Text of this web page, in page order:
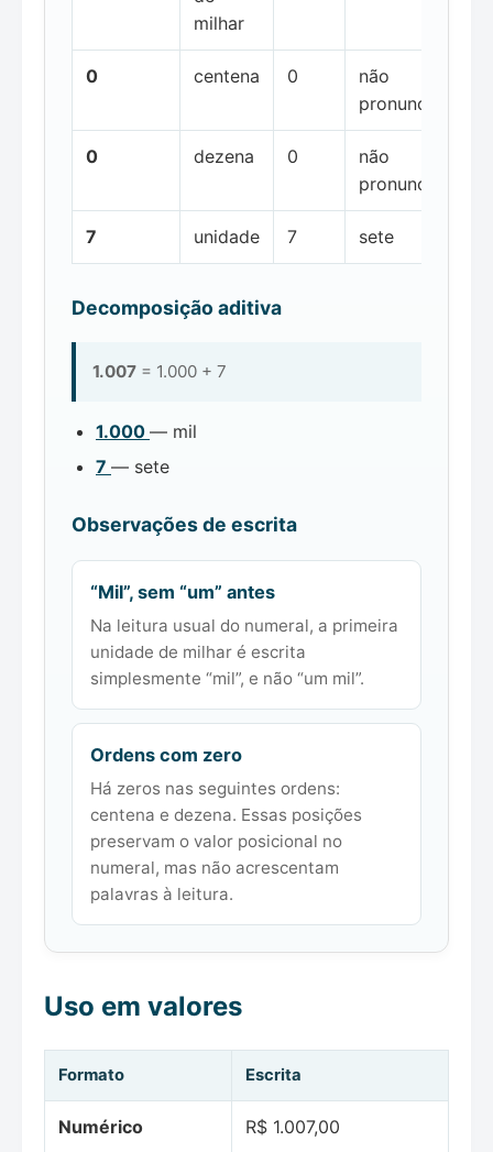
milhar
0 centena 0
não
pronunciada
0 dezena 0
não
pronunciada
7 unidade 7 sete
Decomposição aditiva
1.007 = 1.000 + 7
1.000 — mil
7 — sete
Observações de escrita
“Mil”, sem “um” antes
Na leitura usual do numeral, a primeira
unidade de milhar é escrita
simplesmente “mil”, e não “um mil”.
Ordens com zero
Há zeros nas seguintes ordens:
centena e dezena. Essas posições
preservam o valor posicional no
numeral, mas não acrescentam
palavras à leitura.
Uso em valores
Formato Escrita
Numérico R$ 1.007,00